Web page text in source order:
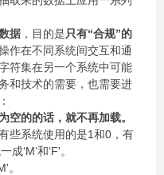
据 ，目的是只有“合规”的
作在不同系统间交互和通
符集在另一个系统中可能
和技术的需要，也需要进
空的的话，就不再加载。
些系统使用的是1和0，有
成‘M’和‘F'。
。